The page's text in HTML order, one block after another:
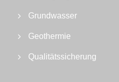
Grundwasser
Geothermie
Qualitätssicherung